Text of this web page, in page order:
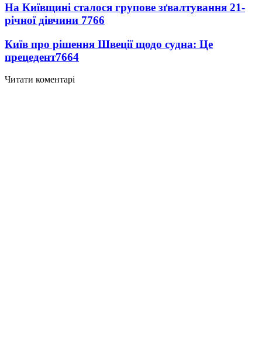
На Київщині сталося групове зґвалтування 21-
річної дівчини 7766
Київ про рішення Швеції щодо судна: Це
прецедент7664
Читати коментарі